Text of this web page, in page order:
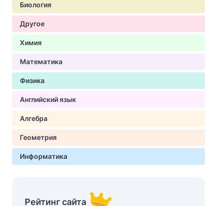
Биология
Другое
Химия
Математика
Физика
Английский язык
Алгебра
Геометрия
Информатика
Рейтинг сайта